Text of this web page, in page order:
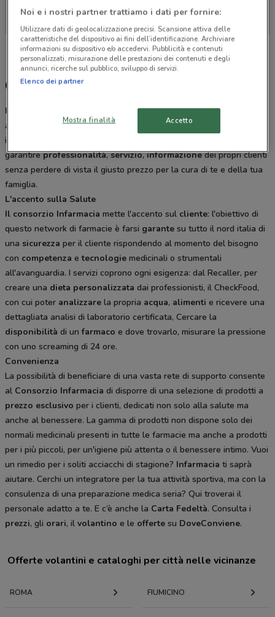
Consorzio Infarmacia, offerte e negozi
Infarmacia FarmaNetwork
è un consorzio con oltre 200 farmacie
associate nato nel 2009 per migliorare i servizi legati alla
il
garantireprofessionalità,servizio,informazionedei propri clienti
senza perdere di vista il giusto prezzo per la cura di te e della tua
famiglia.
L'accento sulla Salute
Il consorzio Infarmacia mette l'accento sul cliente: l'obiettivo di
questo network di farmacie è farsi garante su tutto il nord italia di
una sicurezza per il cliente rispondendo al momento del bisogno
con competenza etecnologie medicinali o strumentali
all'avanguardia. I servizi coprono ogni esigenza: dal Recaller, per
creare una dieta personalizzata dai professionisti, il CheckFood,
con cui poter analizzare la propria acqua, alimenti e ricevere una
dettagliata analisi di laboratorio certificata, Cercare la
disponibilità di unfarmaco e dove trovarlo, misurare la pressione
con uno screaming di 24 ore.
Convenienza
La possibilità di beneficiare di una vasta rete di supporto consente
al Consorzio Infarmacia di disporre di una selezione di prodotti a
prezzo esclusivo per i clienti, dedicati non solo alla salute ma
anche al benessere. La gamma di prodotti non dispone solo dei
normali medicinali presenti in tutte le farmacie ma anche a prodotti
per i più piccoli, per un'igiene più attenta o il benessere intimo. Vuoi
un rimedio per i soliti acciacchi di stagione? Infarmacia ti saprà
aiutare. Cerchi un integratore per la tua attività sportiva, ma con la
consulenza di una preparazione medica seria? Qui troverai il
personale adatto a te. E c’è anche la Carta Fedeltà. Consulta i
prezzi, gli orari, il volantino e le offerte su DoveConviene.
Offerte volantini e cataloghi per città nelle vicinanze
ROMA FIUMICINO
Noi e i nostri partner trattiamo i dati per fornire:
Utilizzare dati di geolocalizzazione precisi. Scansione attiva delle
caratteristiche del dispositivo ai fini dell’identificazione. Archiviare
informazioni su dispositivo e/o accedervi. Pubblicità e contenuti
personalizzati, misurazione delle prestazioni dei contenuti e degli
annunci, ricerche sul pubblico, sviluppo di servizi.
Elenco dei partner
Mostra finalità Accetto